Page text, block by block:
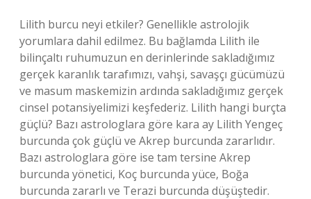
Lilith burcu neyi etkiler? Genellikle astrolojik
yorumlara dahil edilmez. Bu bağlamda Lilith ile
bilinçaltı ruhumuzun en derinlerinde sakladığımız
gerçek karanlık tarafımızı, vahşi, savaşçı gücümüzü
ve masum maskemizin ardında sakladığımız gerçek
cinsel potansiyelimizi keşfederiz. Lilith hangi burçta
güçlü? Bazı astrologlara göre kara ay Lilith Yengeç
burcunda çok güçlü ve Akrep burcunda zararlıdır.
Bazı astrologlara göre ise tam tersine Akrep
burcunda yönetici, Koç burcunda yüce, Boğa
burcunda zararlı ve Terazi burcunda düşüştedir.